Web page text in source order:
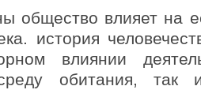
общество влияет на
история
влиянии
среду обитания,